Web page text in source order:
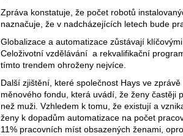
Zpráva konstatuje, že počet robotů
naznačuje, že v nadcházejících letech bude
Globalizace a automatizace zůstávají
Celoživotní vzdělávání a rekvalifikační
tímto trendem ohroženy nejvíce.
Další zjištění, které společnost Hays ve
měnového fondu, která uvádí, že ženy
než muži. Vzhledem k tomu, že existují a
ženy k dopadům automatizace na počet
11% pracovních míst obsazených ženami,